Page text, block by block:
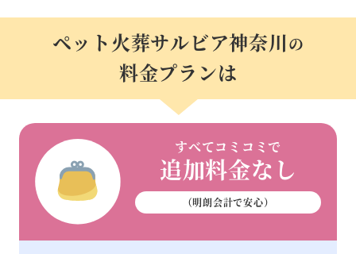
ペット火葬サルビア神奈川の
料金プランは
すべてコミコミで
追加料金なし
（明朗会計で安心）